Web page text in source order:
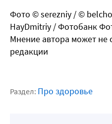
Фото © serezniy / ©
HayDmitriy / Фотобанк
Мнение автора может не
редакции
Раздел: Про здоровье